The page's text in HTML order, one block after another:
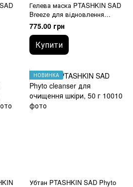
Гелева маска PTASHKIN SAD
Breeze для відновлення
шкіри, 55 мл
775.00 грн
Купити
НОВИНКА
Убтан PTASHKIN SAD Phyto